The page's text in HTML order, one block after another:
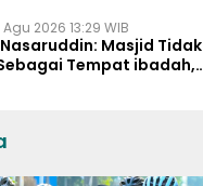
2026 13:29 WIB
Masjid Tidak
Tempat ibadah,